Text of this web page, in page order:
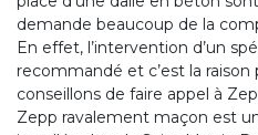
demande beaucoup de la
En effet, l’intervention d’un
recommandé et c’est la
conseillons de faire appel à
Zepp ravalement maçon est